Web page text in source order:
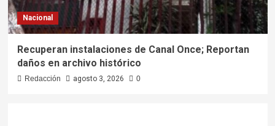
Nacional
Recuperan instalaciones de Canal Once; Reportan
daños en archivo histórico
Redacción agosto 3, 2026 0